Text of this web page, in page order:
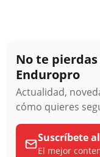
No te
Enduropro
Actualidad,
cómo quieres
Suscríbete
El mejor